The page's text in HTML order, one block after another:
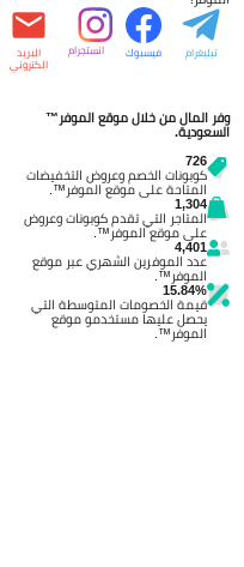
تيليغرام فيسبوك انستجرام البريد
الكتروني
وفر المال من خلال موقع الموفر™
السعودية.
726
كوبونات الخصم وعروض التخفيضات
المتاحة على موقع الموفر™.
1,304
المتاجر التي تقدم كوبونات وعروض
على موقع الموفر™.
4,401
عدد الموفرين الشهري عبر موقع
الموفر™.
15.84%
قيمة الخصومات المتوسطة التي
يحصل عليها مستخدمو موقع
الموفر™.